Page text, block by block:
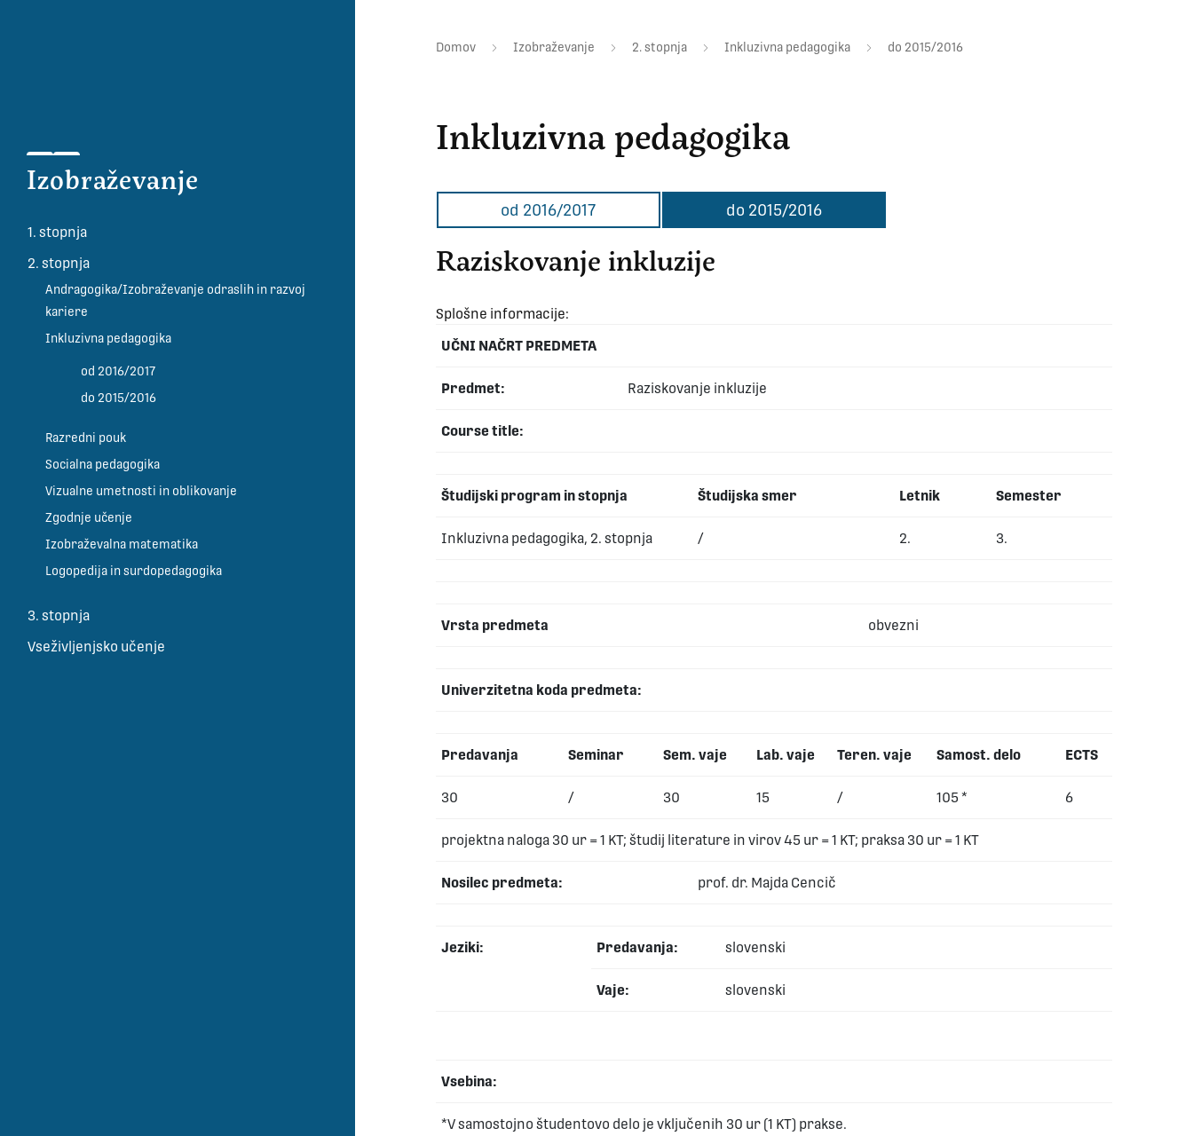
Izobraževanje
1. stopnja
2. stopnja
Andragogika/Izobraževanje odraslih in razvoj
kariere
Inkluzivna pedagogika
od 2016/2017
do 2015/2016
Razredni pouk
Socialna pedagogika
Vizualne umetnosti in oblikovanje
Zgodnje učenje
Izobraževalna matematika
Logopedija in surdopedagogika
3. stopnja
Vseživljenjsko učenje
Domov Izobraževanje 2. stopnja Inkluzivna pedagogika do 2015/2016
Inkluzivna pedagogika
od 2016/2017 do 2015/2016
Raziskovanje inkluzije
Splošne informacije:
UČNI NAČRT PREDMETA
Predmet: Raziskovanje inkluzije
Course title:
Študijski program in stopnja Študijska smer Letnik Semester
Inkluzivna pedagogika, 2. stopnja / 2. 3.
Vrsta predmeta obvezni
Univerzitetna koda predmeta:
Predavanja Seminar Sem. vaje Lab. vaje Teren. vaje Samost. delo ECTS
30 / 30 15 / 105 * 6
projektna naloga 30 ur = 1 KT; študij literature in virov 45 ur = 1 KT; praksa 30 ur = 1 KT
Nosilec predmeta: prof. dr. Majda Cencič
Jeziki: Predavanja: slovenski
Vaje: slovenski
Vsebina:
*V samostojno študentovo delo je vključenih 30 ur (1 KT) prakse.